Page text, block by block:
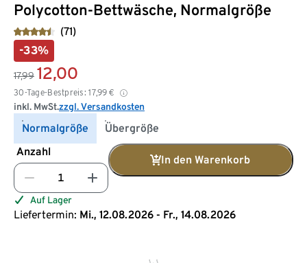
Polycotton-Bettwäsche, Normalgröße
(71)
-33%
17,99 12,00
30-Tage-Bestpreis: 17,99 €
inkl. MwSt.zzgl. Versandkosten
Normalgröße
Übergröße
Anzahl
In den Warenkorb
Auf Lager
Liefertermin: Mi., 12.08.2026 - Fr., 14.08.2026